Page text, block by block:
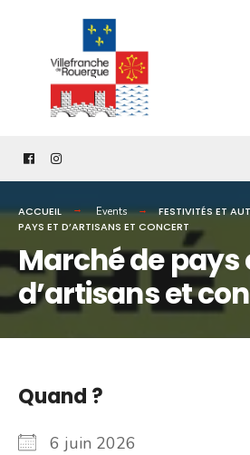
content
ACCUEIL Events FESTIVITÉS ET
PAYS ET D’ARTISANS ET CONCERT
Marché de pays
d’artisans et
Quand ?
6 juin 2026